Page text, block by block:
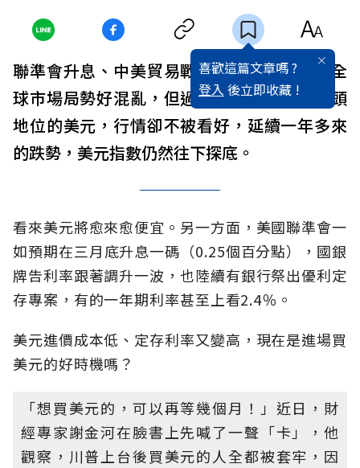
喜歡這篇文章嗎 ?
登入 後立即收藏 !
聯準會升息、中美貿易戰、通膨預期走高，全
球市場局勢好混亂，但過去穩居避險貨幣龍頭
地位的美元，行情卻不被看好，延續一年多來
的跌勢，美元指數仍然往下探底。
看來美元將愈來愈便宜。另一方面，美國聯準會一
如預期在三月底升息一碼（0.25個百分點），國銀
牌告利率跟著調升一波，也陸續有銀行祭出優利定
存專案，有的一年期利率甚至上看2.4％。
美元進價成本低、定存利率又變高，現在是進場買
美元的好時機嗎？
「想買美元的，可以再等幾個月！」近日，財
經專家謝金河在臉書上先喊了一聲「卡」，他
觀察，川普上台後買美元的人全都被套牢，因